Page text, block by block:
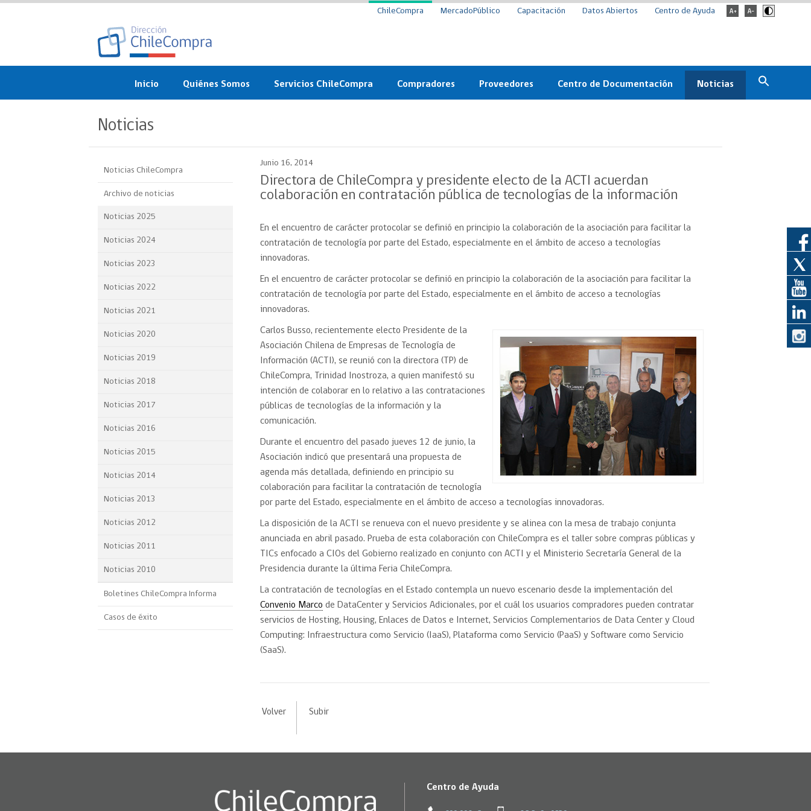
ChileCompra MercadoPúblico Capacitación Datos Abiertos Centro de Ayuda
Inicio Quiénes Somos
objetivos
Organigrama
Participación Ciudadana
Reportes Ley de Inclusión
Sé parte de nuestro equipo
Servicios ChileCompra
ChileCompra
Eficiencia
Capacitación ChileCompra:
Certificación competencias
Asesorías estratégicas
Datos Abiertos
API de Mercado Público
Emergencias
Compradores
Circular
Compra Ágil
Tipos de Licitaciones
Bases Tipo de Licitación
Trato directo
Compra Pública de
Gestión de Contratos
Compras públicas con
Proveedores
Licitaciones
Convenio Marco
Subasta inversa
Requisitos para obtener el
Sello Empresa Mujer
Centro de Documentación Noticias
Archivo de noticias
Noticias
Noticias ChileCompra
Archivo de noticias
Noticias 2025
Noticias 2024
Noticias 2023
Noticias 2022
Noticias 2021
Noticias 2020
Noticias 2019
Noticias 2018
Noticias 2017
Noticias 2016
Noticias 2015
Noticias 2014
Noticias 2013
Noticias 2012
Noticias 2011
Noticias 2010
Boletines ChileCompra Informa
Casos de éxito
Junio 16, 2014
Directora de ChileCompra y presidente electo de la ACTI acuerdan
colaboración en contratación pública de tecnologías de la información
En el encuentro de carácter protocolar se definió en principio la colaboración de la asociación para facilitar la
contratación de tecnología por parte del Estado, especialmente en el ámbito de acceso a tecnologías
innovadoras.
En el encuentro de carácter protocolar se definió en principio la colaboración de la asociación para facilitar la
contratación de tecnología por parte del Estado, especialmente en el ámbito de acceso a tecnologías
innovadoras.
Carlos Busso, recientemente electo Presidente de la
Asociación Chilena de Empresas de Tecnología de
Información (ACTI), se reunió con la directora (TP) de
ChileCompra, Trinidad Inostroza, a quien manifestó su
intención de colaborar en lo relativo a las contrataciones
públicas de tecnologías de la información y la
comunicación.
Durante el encuentro del pasado jueves 12 de junio, la
Asociación indicó que presentará una propuesta de
agenda más detallada, definiendo en principio su
colaboración para facilitar la contratación de tecnología
por parte del Estado, especialmente en el ámbito de acceso a tecnologías innovadoras.
La disposición de la ACTI se renueva con el nuevo presidente y se alinea con la mesa de trabajo conjunta
anunciada en abril pasado. Prueba de esta colaboración con ChileCompra es el taller sobre compras públicas y
TICs enfocado a CIOs del Gobierno realizado en conjunto con ACTI y el Ministerio Secretaría General de la
Presidencia durante la última Feria ChileCompra.
La contratación de tecnologías en el Estado contempla un nuevo escenario desde la implementación del
Convenio Marco de DataCenter y Servicios Adicionales, por el cuál los usuarios compradores pueden contratar
servicios de Hosting, Housing, Enlaces de Datos e Internet, Servicios Complementarios de Data Center y Cloud
Computing: Infraestructura como Servicio (IaaS), Plataforma como Servicio (PaaS) y Software como Servicio
(SaaS).
Volver Subir
Centro de Ayuda